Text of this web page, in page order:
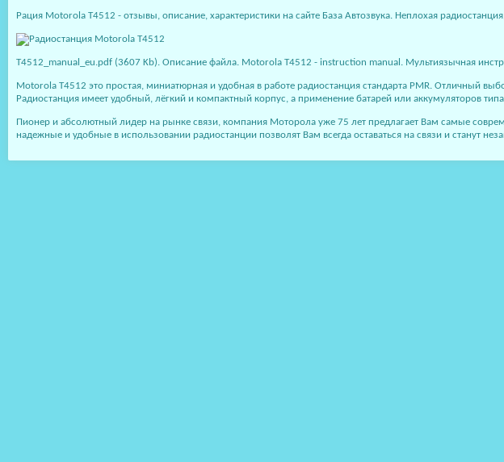
Рация Motorola T4512 - отзывы, описание, характеристики на сайте База Автозвука. Неплохая
T4512_manual_eu.pdf (3607 Kb). Описание файла. Motorola T4512 - instruction manual. Мультиязычная
Motorola T4512 это простая, миниатюрная и удобная в работе радиостанция стандарта PMR. Отличный
Радиостанция имеет удобный, лёгкий и компактный корпус, а применение батарей или аккумуляторов
Пионер и абсолютный лидер на рынке связи, компания Моторола уже 75 лет предлагает Вам самые
надежные и удобные в использовании радиостанции позволят Вам всегда оставаться на связи и станут